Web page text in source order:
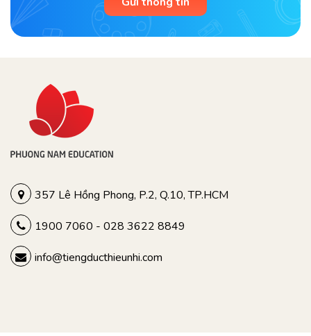
357 Lê Hồng Phong, P.2, Q.10, TP.HCM
1900 7060 - 028 3622 8849
info@tiengducthieunhi.com